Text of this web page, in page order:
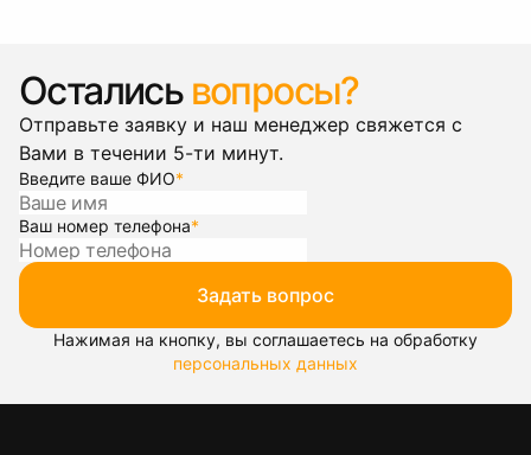
Остались вопросы?
Отправьте заявку и наш менеджер свяжется с
Вами в течении 5-ти минут.
Введите ваше ФИО*
Ваш номер телефона*
Задать вопрос
Нажимая на кнопку, вы соглашаетесь на обработку
персональных данных